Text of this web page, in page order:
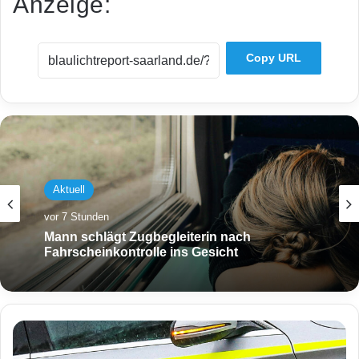
Copy URL
Aktuell
vor 7 Stunden
Mann schlägt Zugbegleiterin nach
Fahrscheinkontrolle ins Gesicht
V
e